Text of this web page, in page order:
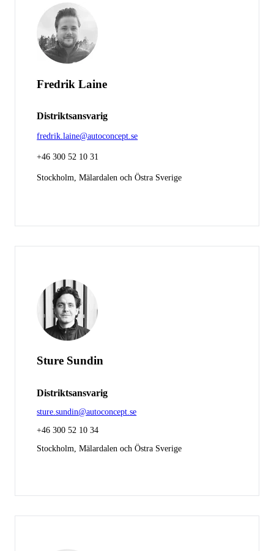
Fredrik Laine
Distriktsansvarig
fredrik.laine@autoconcept.se
+46 300 52 10 31
Stockholm, Mälardalen och Östra Sverige
Sture Sundin
Distriktsansvarig
sture.sundin@autoconcept.se
+46 300 52 10 34
Stockholm, Mälardalen och Östra Sverige